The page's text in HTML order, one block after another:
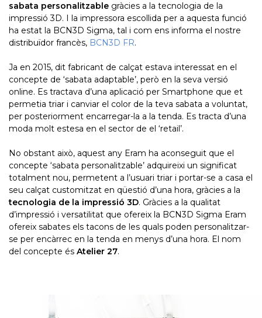
sabata personalitzable gràcies a la tecnologia de la
impressió 3D. I la impressora escollida per a aquesta funció
ha estat la BCN3D Sigma, tal i com ens informa el nostre
distribuïdor francès, BCN3D FR.
Ja en 2015, dit fabricant de calçat estava interessat en el
concepte de ‘sabata adaptable’, però en la seva versió
online. Es tractava d’una aplicació per Smartphone que et
permetia triar i canviar el color de la teva sabata a voluntat,
per posteriorment encarregar-la a la tenda. Es tracta d’una
moda molt estesa en el sector de el ‘retail’.
No obstant això, aquest any Eram ha aconseguit que el
concepte ‘sabata personalitzable’ adquireixi un significat
totalment nou, permetent a l’usuari triar i portar-se a casa el
seu calçat customitzat en qüestió d’una hora, gràcies a la
tecnologia de la impressió 3D. Gràcies a la qualitat
d’impressió i versatilitat que ofereix la BCN3D Sigma Eram
ofereix sabates els tacons de les quals poden personalitzar-
se per encàrrec en la tenda en menys d’una hora. El nom
del concepte és Atelier 27.